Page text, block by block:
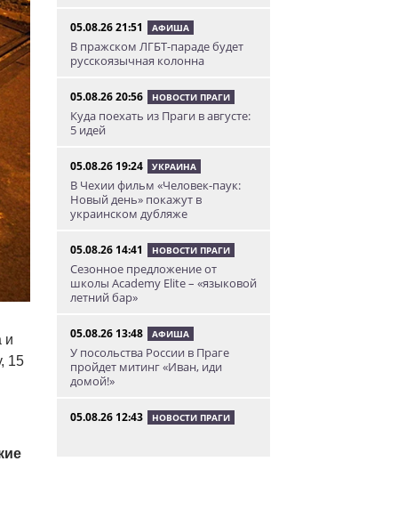
и
15
05.08.26 21:51 АФИША
В пражском ЛГБТ-параде будет
русскоязычная колонна
05.08.26 20:56 НОВОСТИ ПРАГИ
Куда поехать из Праги в августе:
5 идей
05.08.26 19:24 УКРАИНА
В Чехии фильм «Человек-паук:
Новый день» покажут в
украинском дубляже
05.08.26 14:41 НОВОСТИ ПРАГИ
Сезонное предложение от
школы Academy Elite – «языковой
летний бар»
05.08.26 13:48 АФИША
У посольства России в Праге
пройдет митинг «Иван, иди
домой!»
05.08.26 12:43 НОВОСТИ ПРАГИ